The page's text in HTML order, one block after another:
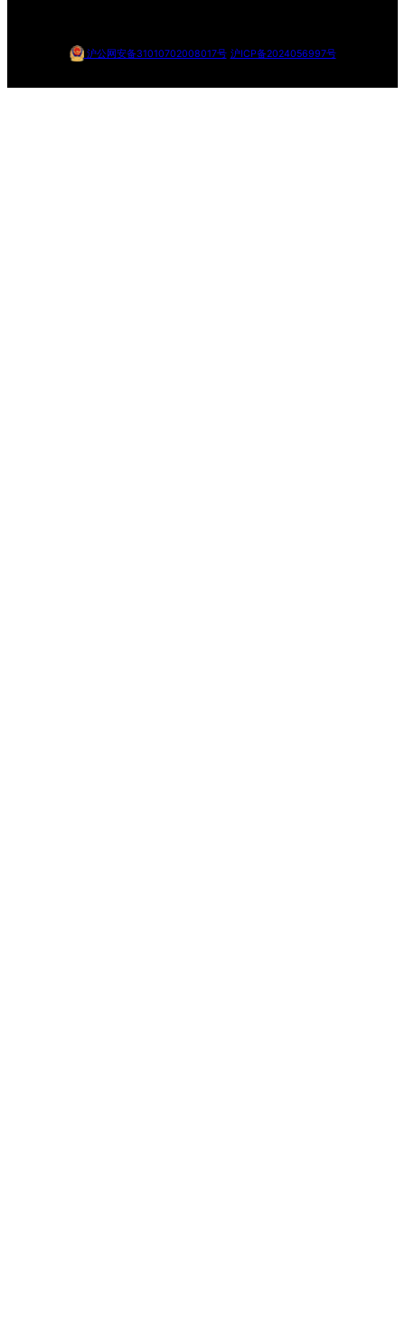
沪公网安备31010702008017号 沪ICP备2024056997号